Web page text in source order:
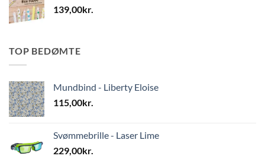
139,00kr.
TOP BEDØMTE
Mundbind - Liberty Eloise
115,00kr.
Svømmebrille - Laser Lime
229,00kr.